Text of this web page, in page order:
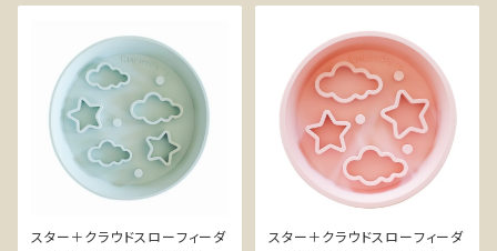
スター＋クラウドスローフィーダ
スター＋クラウドスローフィーダ